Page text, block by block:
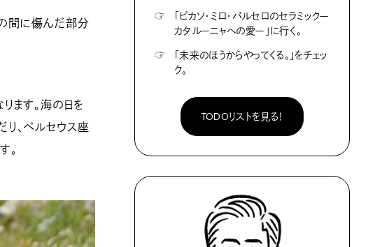
間に傷んだ部分
ます。海の日を
、ペルセウス座
。
☞
「ピカソ・ミロ・バルセロのセラミックー
カタルーニャへの愛ー」に行く。
☞
「未来のほうからやってくる。」をチェッ
ク。
TODOリストを見る！